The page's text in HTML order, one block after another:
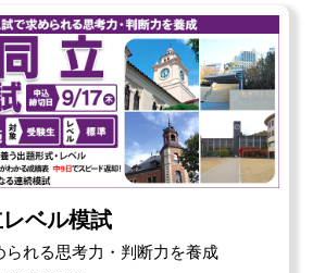
第一三共、日本新薬 他
ば食品、グラクソ・スミスクラ
ルボン、ヤクルト本社、関西電
崎製パン、島津製作所、東和薬
本食品分析センター、日本農
明治安田生命保険 他
部
、NTTドコモ、アルペン、
ベル模試
れる思考力・判断力を養成